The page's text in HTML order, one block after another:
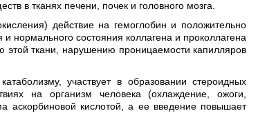
в тканях печени, почек и головного мозга.
действие на гемоглобин и положительно
нормального состояния коллагена и проколлагена
этой ткани, нарушению проницаемости капилляров
участвует в образовании стероидных
на организм человека (охлаждение, ожоги,
аскорбиновой кислотой, а ее введение повышает